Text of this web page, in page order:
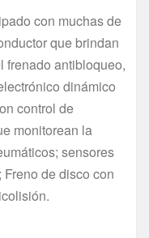
con muchas de
que brindan
frenado antibloqueo,
dinámico
control de
monitorean la
sensores
de disco con